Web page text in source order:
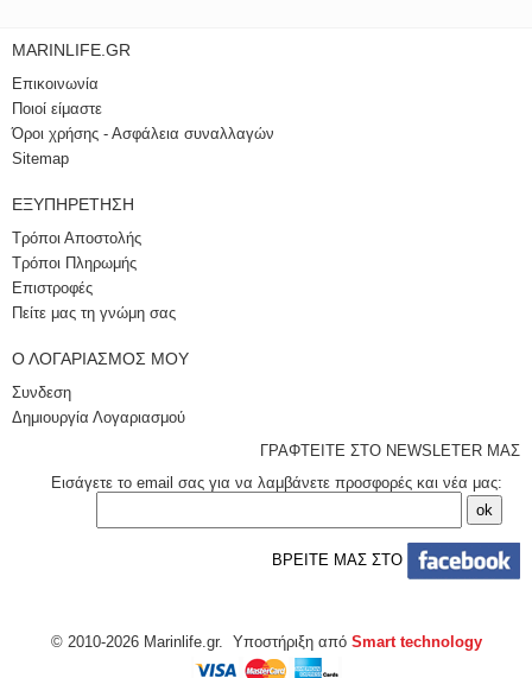
MARINLIFE.GR
Επικοινωνία
Ποιοί είμαστε
Όροι χρήσης - Ασφάλεια συναλλαγών
Sitemap
ΕΞΥΠΗΡΈΤΗΣΗ
Τρόποι Αποστολής
Τρόποι Πληρωμής
Επιστροφές
Πείτε μας τη γνώμη σας
Ο ΛΟΓΑΡΙΑΣΜΌΣ ΜΟΥ
Συνδεση
Δημιουργία Λογαριασμού
ΓΡΑΦΤΕΙΤΕ ΣΤΟ NEWSLETER ΜΑΣ
Εισάγετε το email σας για να λαμβάνετε προσφορές και νέα μας:
ΒΡΕΙΤΕ ΜΑΣ ΣΤΟ
© 2010-2026 Marinlife.gr. Υποστήριξη από Smart technology